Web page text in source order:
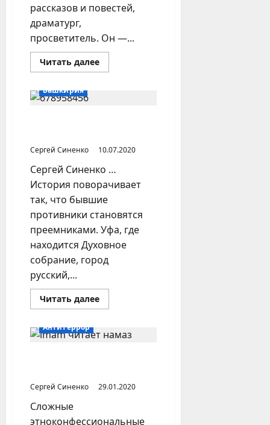
рассказов и повестей,
драматург,
просветитель. Он —...
Читать далееПрочитать
больше
Башкирия
Сергей Синенко
10.07.2020
Сергей Синенко …
История поворачивает
так, что бывшие
противники становятся
преемниками. Уфа, где
находится Духовное
собрание, город
русский,...
Читать далееПрочитать
больше
Габдессалям
Габдрахимов
Антитеррор
Сергей Синенко
29.01.2020
Сложные
этноконфессиональные